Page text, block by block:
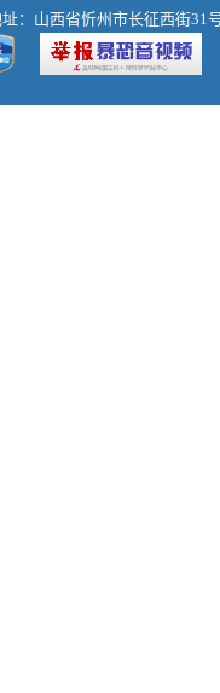
：山西省忻州市长征西街31